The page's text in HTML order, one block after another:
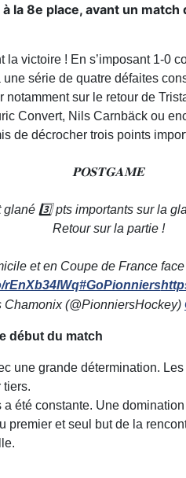
la 8e place, avant un match
victoire ! En s’imposant 1-0
série de quatre défaites
notamment sur le retour de
Convert, Nils Carnbäck ou
de décrocher trois points
𝐏𝐎𝐒𝐓𝐆𝐀𝐌𝐄
3️⃣ pts importants sur la
Retour sur la partie !
et en Coupe de France
rEnXb34lWq#GoPionniers
(@PionniersHockey)
début du match
une grande détermination.
tiers.
été constante. Une
et seul but de la